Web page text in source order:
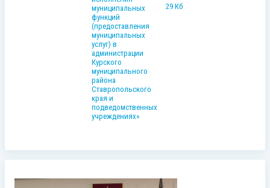
муниципальных
функций
(предоставления
муниципальных
услуг) в
администрации
Курского
муниципального
района
Ставропольского
края и
подведомственных
учреждениях»
29 Кб